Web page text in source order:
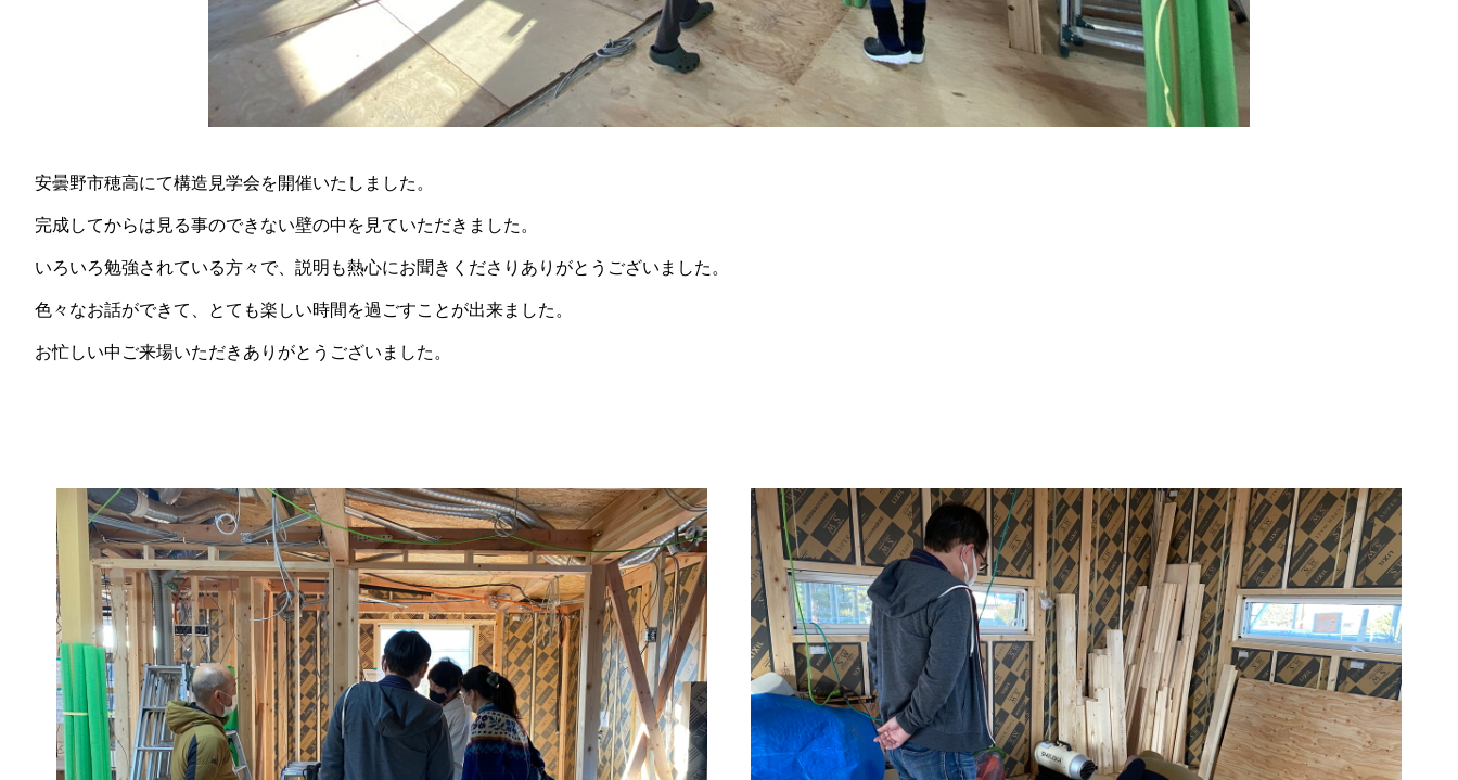
安曇野市穂高にて構造見学会を開催いたしました。
完成してからは見る事のできない壁の中を見ていただきました。
いろいろ勉強されている方々で、説明も熱心にお聞きくださりありがとうございました。
色々なお話ができて、とても楽しい時間を過ごすことが出来ました。
お忙しい中ご来場いただきありがとうございました。